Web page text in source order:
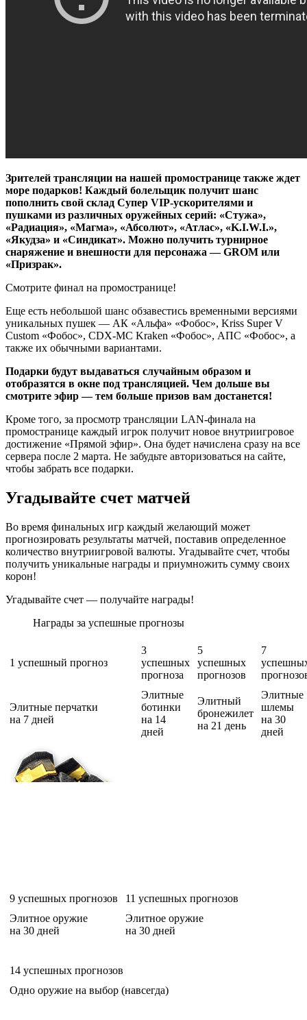
Зрителей трансляции на нашей промостранице также ждет
море подарков! Каждый болельщик получит шанс
пополнить свой склад Супер VIP-ускорителями и
пушками из различных оружейных серий: «Стужа»,
«Радиация», «Магма», «Абсолют», «Атлас», «K.I.W.I.»,
«Якудза» и «Синдикат». Можно получить турнирное
снаряжение и внешности для персонажа — GROM или
«Призрак».
Смотрите финал на промостранице!
Еще есть небольшой шанс обзавестись временными версиями
уникальных пушек — АК «Альфа» «Фобос», Kriss Super V
Custom «Фобос», CDX-MC Kraken «Фобос», АПС «Фобос», а
также их обычными вариантами.
Подарки будут выдаваться случайным образом и
отобразятся в окне под трансляцией. Чем дольше вы
смотрите эфир — тем больше призов вам достанется!
Кроме того, за просмотр трансляции LAN-финала на
промостранице каждый игрок получит новое внутриигровое
достижение «Прямой эфир». Она будет начислена сразу на все
сервера после 2 марта. Не забудьте авторизоваться на сайте,
чтобы забрать все подарки.
Угадывайте счет матчей
Во время финальных игр каждый желающий может
прогнозировать результаты матчей, поставив определенное
количество внутриигровой валюты. Угадывайте счет, чтобы
получить уникальные награды и приумножить сумму своих
корон!
Угадывайте счет — получайте награды!
Награды за успешные прогнозы
1 успешный прогноз
3
успешных
прогноза
5
успешных
прогнозов
7
Элитные перчатки
на 7 дней
Элитные
ботинки
на 14
дней
Элитный
бронежилет
на 21 день
Элитные
шлемы
на 30
дней
9 успешных прогнозов 11 успешных прогнозов
Элитное оружие
на 30 дней
Элитное оружие
на 30 дней
14 успешных прогнозов
Одно оружие на выбор (навсегда)